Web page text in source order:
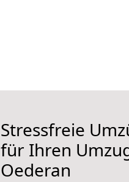
Stressfreie
für Ihren
Oederan